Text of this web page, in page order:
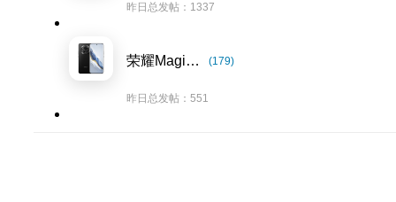
昨日总发帖：1337
荣耀Magic6系列 (179)
昨日总发帖：551